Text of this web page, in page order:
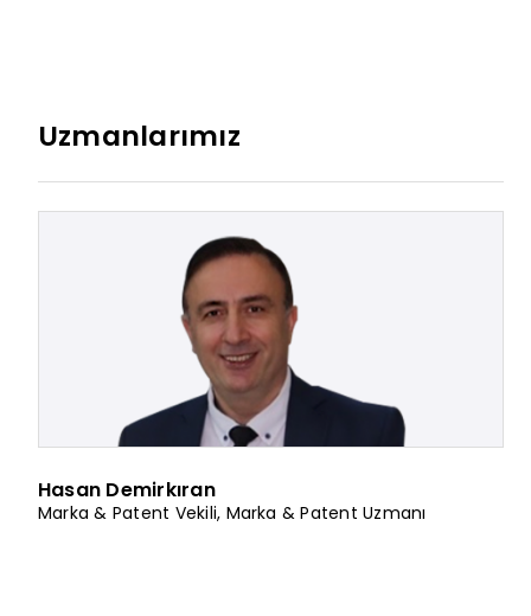
Uzmanlarımız
Hasan Demirkıran
Marka & Patent Vekili, Marka & Patent Uzmanı